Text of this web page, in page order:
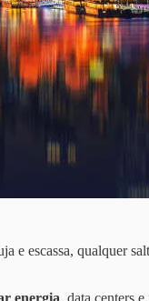
e escassa, qualquer